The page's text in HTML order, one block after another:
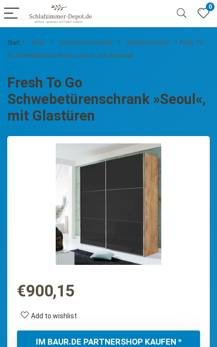
0
Start Shop Schlafzimmermöbel Kleiderschränke
Fresh To
Go Schwebetürenschrank »Seoul«, mit Glastüren
Fresh To Go
Schwebetürenschrank »Seoul«,
mit Glastüren
€900,15
Add to wishlist
IM BAUR.DE PARTNERSHOP KAUFEN *